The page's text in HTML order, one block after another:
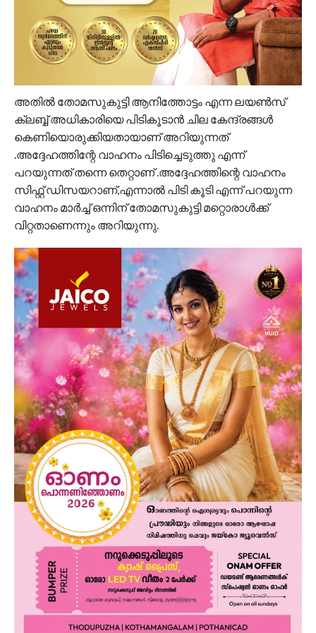
അതിൽ തോമസുകുട്ടി ആനിത്തോട്ടം എന്ന ലയൺസ്
ക്ലബ്ബ് അധികാരിയെ പിടികൂടാൻ ചില കേന്ദ്രങ്ങൾ
കെണിയൊരുക്കിയതായാണ് അറിയുന്നത്
.അദ്ദേഹത്തിന്റേ വാഹനം പിടിച്ചെടുത്തു എന്ന്
പറയുന്നത് തന്നെ തെറ്റാണ് .അദ്ദേഹത്തിന്റെ വാഹനം
സിഫ്റ്റ് ഡിസയറാണ്,എന്നാൽ പിടി കൂടി എന്ന് പറയുന്ന
വാഹനം മാർച്ച് ഒന്നിന് തോമസുകുട്ടി മറ്റൊരാൾക്ക്
വിറ്റതാണെന്നും അറിയുന്നു.